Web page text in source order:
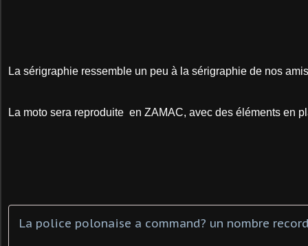
La sérigraphie ressemble un peu à la sérigraphie de nos
La moto sera reproduite en ZAMAC, avec des éléments en
La police polonaise a command? un nombre